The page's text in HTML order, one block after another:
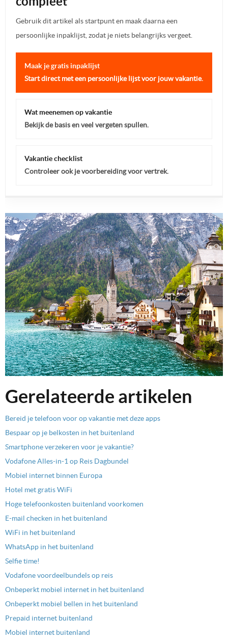
Gebruik dit artikel als startpunt en maak daarna een
persoonlijke inpaklijst, zodat je niets belangrijks vergeet.
Maak je gratis inpaklijst
Start direct met een persoonlijke lijst voor jouw vakantie.
Wat meenemen op vakantie
Bekijk de basis en veel vergeten spullen.
Vakantie checklist
Controleer ook je voorbereiding voor vertrek.
Gerelateerde artikelen
Bereid je telefoon voor op vakantie met deze apps
Bespaar op je belkosten in het buitenland
Smartphone verzekeren voor je vakantie?
Vodafone Alles-in-1 op Reis Dagbundel
Mobiel internet binnen Europa
Hotel met gratis WiFi
Hoge telefoonkosten buitenland voorkomen
E-mail checken in het buitenland
WiFi in het buitenland
WhatsApp in het buitenland
Selfie time!
Vodafone voordeelbundels op reis
Onbeperkt mobiel internet in het buitenland
Onbeperkt mobiel bellen in het buitenland
Prepaid internet buitenland
Mobiel internet buitenland